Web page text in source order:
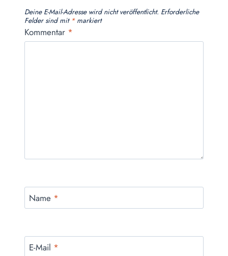
Deine E-Mail-Adresse wird nicht veröffentlicht. Erforderliche
Felder sind mit *markiert
Kommentar *
Name *
E-Mail *